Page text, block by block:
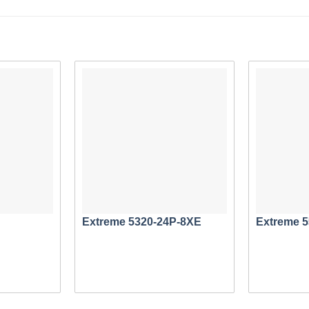
Extreme Fabric Connect bao gồm việc cung cấp giá trị của
Extreme 5320-24P-8XE Extreme